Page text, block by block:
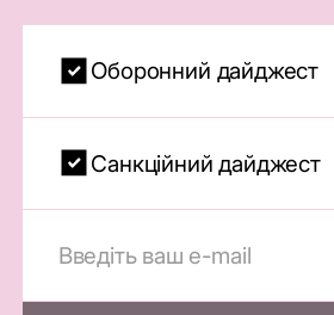
Оборонний дайджест
Санкційний дайджест